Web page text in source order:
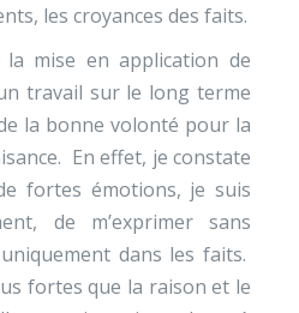
les croyances des faits.
mise en application de
travail sur le long terme
la bonne volonté pour la
En effet, je constate
fortes émotions, je suis
de m’exprimer sans
dans les faits.
fortes que la raison et le